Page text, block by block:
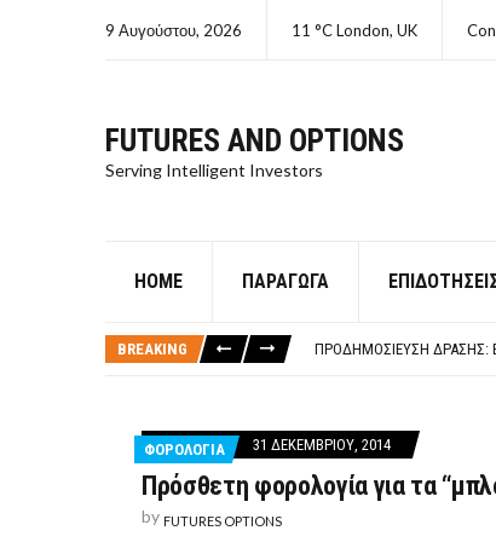
9 Αυγούστου, 2026 11 °C London, UK
FUTURES AND OPTIONS
Serving Intelligent Investors
HOME ΠΑΡΆΓΩΓΑ
BREAKING
ΠΡΟΔΗΜΟΣΊΕΥΣΗ ΔΡΆΣΗΣ:
ΤΑΜΕΊΟ ΜΙΚΡΟΠΙΣΤΏΣΕΩΝ
ΦΟΡΟΛΟΓΙΑ 31 ΔΕΚΕΜΒΡΊΟΥ, 2014
Πρόσθετη φορολογία για τα
by FUTURES OPTIONS